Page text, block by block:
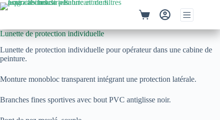
Passer
au
Panier
d’achat
Lunette de protection individuelle
Lunette de protection individuelle pour opérateur dans une cabine de
peinture.
Monture monobloc transparent intégrant une protection latérale.
Branches fines sportives avec bout PVC antiglisse noir.